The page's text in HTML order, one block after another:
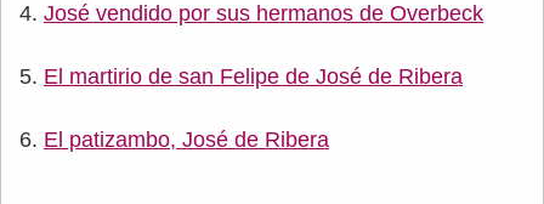
José vendido por sus hermanos de Overbeck
El martirio de san Felipe de José de Ribera
El patizambo, José de Ribera